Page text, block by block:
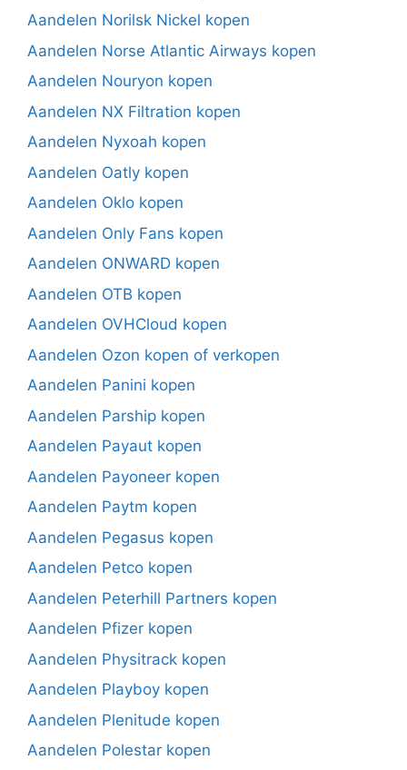
Aandelen Norilsk Nickel kopen
Aandelen Norse Atlantic Airways kopen
Aandelen Nouryon kopen
Aandelen NX Filtration kopen
Aandelen Nyxoah kopen
Aandelen Oatly kopen
Aandelen Oklo kopen
Aandelen Only Fans kopen
Aandelen ONWARD kopen
Aandelen OTB kopen
Aandelen OVHCloud kopen
Aandelen Ozon kopen of verkopen
Aandelen Panini kopen
Aandelen Parship kopen
Aandelen Payaut kopen
Aandelen Payoneer kopen
Aandelen Paytm kopen
Aandelen Pegasus kopen
Aandelen Petco kopen
Aandelen Peterhill Partners kopen
Aandelen Pfizer kopen
Aandelen Physitrack kopen
Aandelen Playboy kopen
Aandelen Plenitude kopen
Aandelen Polestar kopen